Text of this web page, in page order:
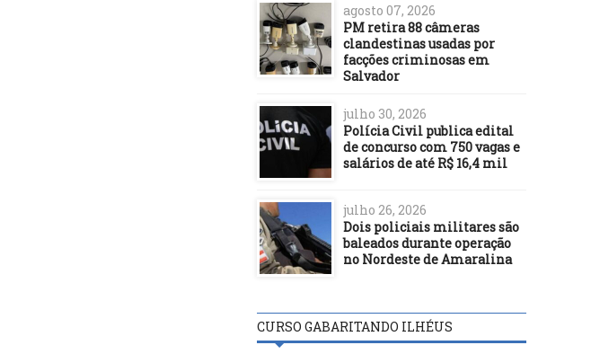
agosto 07, 2026
PM retira 88 câmeras
clandestinas usadas por
facções criminosas em
Salvador
julho 30, 2026
Polícia Civil publica edital
de concurso com 750 vagas e
salários de até R$ 16,4 mil
julho 26, 2026
Dois policiais militares são
baleados durante operação
no Nordeste de Amaralina
CURSO GABARITANDO ILHÉUS